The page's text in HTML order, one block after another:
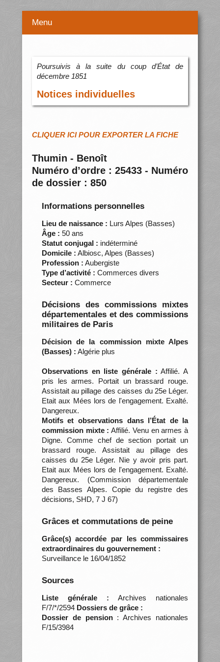
Menu
Poursuivis à la suite du coup d’État de
décembre 1851
Notices individuelles
CLIQUER ICI POUR EXPORTER LA FICHE
Thumin - Benoît
Numéro d’ordre : 25433 - Numéro
de dossier : 850
Informations personnelles
Lieu de naissance : Lurs Alpes (Basses)
Âge : 50 ans
Statut conjugal : indéterminé
Domicile : Albiosc, Alpes (Basses)
Profession : Aubergiste
Type d’activité : Commerces divers
Secteur : Commerce
Décisions des commissions mixtes
départementales et des commissions
militaires de Paris
Décision de la commission mixte Alpes
(Basses) : Algérie plus
Observations en liste générale : Affilié. A
pris les armes. Portait un brassard rouge.
Assistait au pillage des caisses du 25e Léger.
Etait aux Mées lors de l'engagement. Exalté.
Dangereux.
Motifs et observations dans l’État de la
commission mixte : Affilié. Venu en armes à
Digne. Comme chef de section portait un
brassard rouge. Assistait au pillage des
caisses du 25e Léger. Nie y avoir pris part.
Etait aux Mées lors de l'engagement. Exalté.
Dangereux. (Commission départementale
des Basses Alpes. Copie du registre des
décisions, SHD, 7 J 67)
Grâces et commutations de peine
Grâce(s) accordée par les commissaires
extraordinaires du gouvernement :
Surveillance le 16/04/1852
Sources
Liste générale : Archives nationales
F/7/*/2594 Dossiers de grâce :
Dossier de pension: Archives nationales
F/15/3984